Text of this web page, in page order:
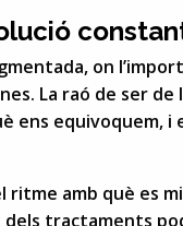
on
La raó de ser
ens equivoquem, i
amb què es
tractaments